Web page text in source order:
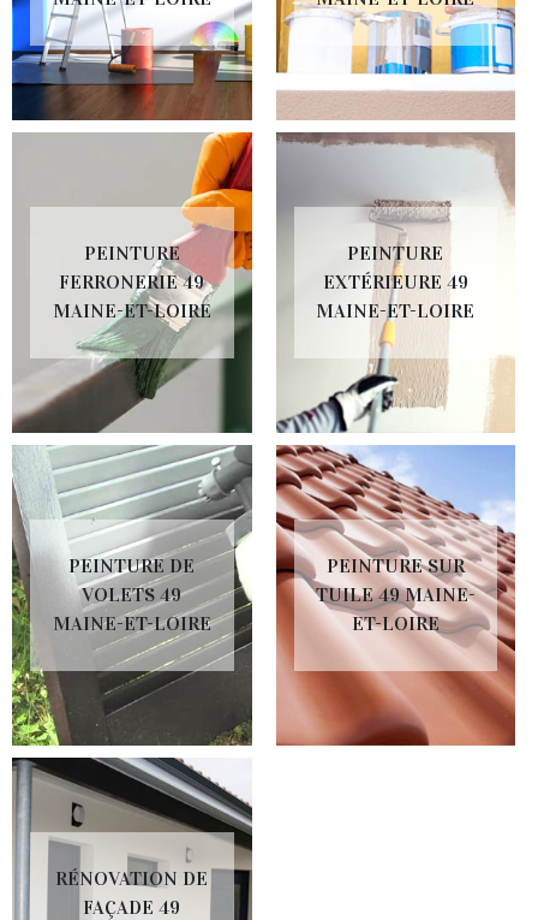
PEINTURE
FERRONERIE 49
MAINE-ET-LOIRE
PEINTURE
EXTÉRIEURE 49
MAINE-ET-LOIRE
PEINTURE DE
VOLETS 49
MAINE-ET-LOIRE
PEINTURE SUR
TUILE 49 MAINE-
ET-LOIRE
RÉNOVATION DE
FAÇADE 49